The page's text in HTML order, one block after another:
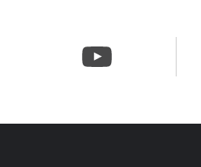
뉴스릴리즈
주문&배송 문의 070-4398-2824